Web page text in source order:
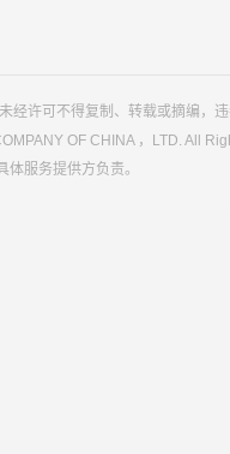
经许可不得复制、转载或摘编，
OF CHINA ，LTD. All
服务提供方负责。